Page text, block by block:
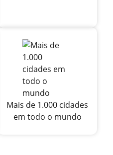
Mais de 1.000 cidades
em todo o mundo